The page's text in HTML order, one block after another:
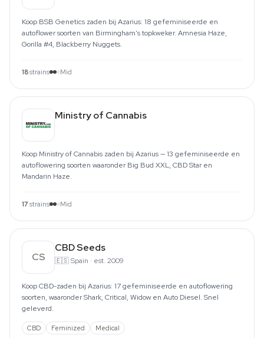
Koop BSB Genetics zaden bij Azarius: 18 gefeminiseerde en
autoflower soorten van Birmingham's topkweker. Amnesia Haze,
Gorilla #4, Blackberry Nuggets.
18strains Mid
Ministry of Cannabis
Koop Ministry of Cannabis zaden bij Azarius — 13 gefeminiseerde en
autoflowering soorten waaronder Big Bud XXL, CBD Star en
Mandarin Haze.
17 strains Mid
CS
CBD Seeds
🇪🇸Spain · est. 2009
Koop CBD-zaden bij Azarius: 17 gefeminiseerde en autoflowering
soorten, waaronder Shark, Critical, Widow en Auto Diesel. Snel
geleverd.
CBD Feminized Medical